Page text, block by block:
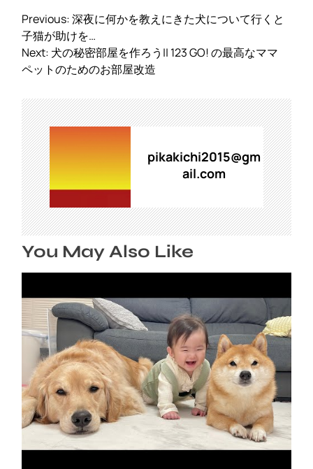
投
稿
ナ
ビ
ー
シ
ョ
ン
Previous:深夜に何かを教えにきた犬について行くと
子猫が助けを…
Next: 犬の秘密部屋を作ろう|| 123 GO! の最高なママ
ペットのためのお部屋改造
pikakichi2015@gm
ail.com
You May Also Like
急成長の裏には豆柴とゴールデンレトリバーの
協力がありました…
2026年8月8日